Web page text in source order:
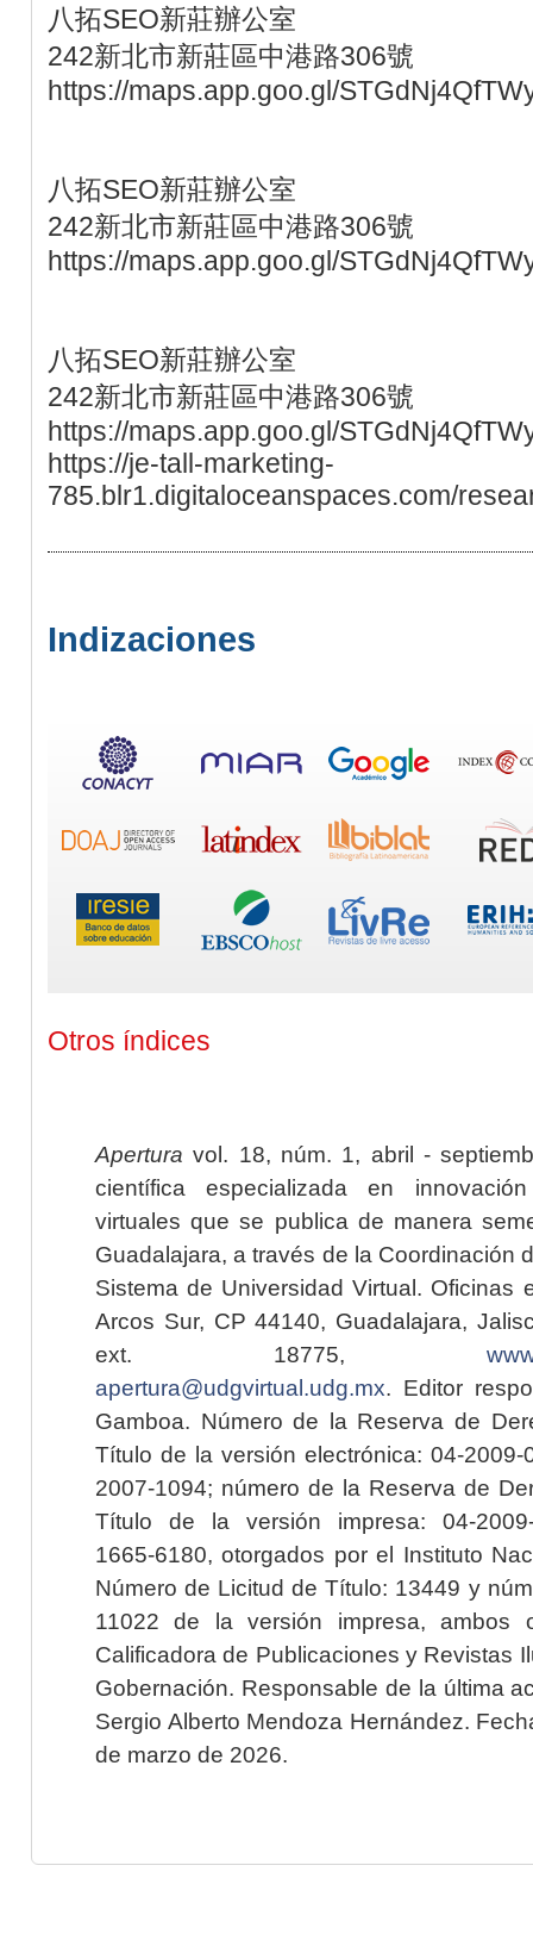
八拓SEO新莊辦公室
242新北市新莊區中港路306號
https://maps.app.goo.gl/
八拓SEO新莊辦公室
242新北市新莊區中港路306號
https://maps.app.goo.gl/
八拓SEO新莊辦公室
242新北市新莊區中港路306號
https://maps.app.goo.gl/
https://je-tall-marketing-
785.blr1.digitaloceanspaces.com/
Indizaciones
Otros índices
Apertura vol. 18, núm. 1, abril -
científica especializada en
virtuales que se publica de manera
Guadalajara, a través de la Coordinación
Sistema de Universidad Virtual. Oficinas
Arcos Sur, CP 44140, Guadalajara,
ext. 18775,
apertura@udgvirtual.udg.mx. Editor
Gamboa. Número de la Reserva de
Título de la versión electrónica: 04-2009-
2007-1094; número de la Reserva de
Título de la versión impresa: 04-2009-
1665-6180, otorgados por el Instituto
Número de Licitud de Título: 13449 y
11022 de la versión impresa, ambos
Calificadora de Publicaciones y Revistas
Gobernación. Responsable de la última
Sergio Alberto Mendoza Hernández.
de marzo de 2026.